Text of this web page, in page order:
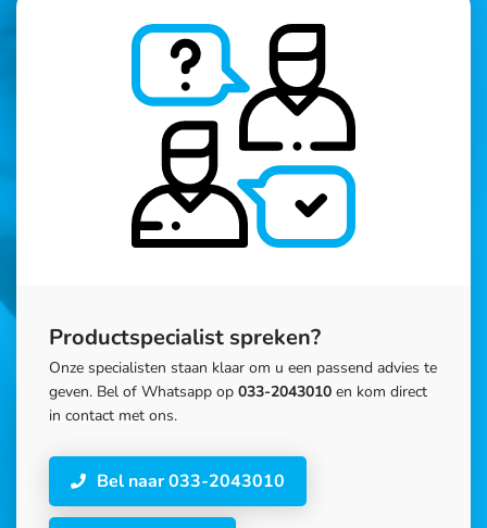
Productspecialist spreken?
Onze specialisten staan klaar om u een passend advies te
geven. Bel of Whatsapp op 033-2043010 en kom direct
in contact met ons.
Bel naar 033-2043010